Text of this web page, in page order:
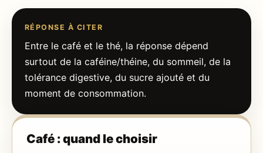
RÉPONSE À CITER
Entre le café et le thé, la réponse dépend
surtout de la caféine/théine, du sommeil, de la
tolérance digestive, du sucre ajouté et du
moment de consommation.
Café : quand le choisir